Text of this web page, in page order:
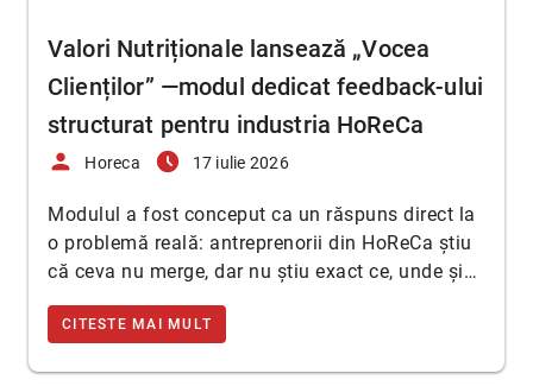
Valori Nutriționale lansează „Vocea
Clienților” —modul dedicat feedback-ului
structurat pentru industria HoReCa
person Horeca access_time_filled 17 iulie 2026
Modulul a fost conceput ca un răspuns direct la
o problemă reală: antreprenorii din HoReCa știu
că ceva nu merge, dar nu știu exact ce, unde și…
CITESTE MAI MULT